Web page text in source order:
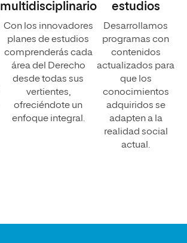
multidisciplinario
Con los innovadores
planes de estudios
comprenderás cada
área del Derecho
desde todas sus
vertientes,
ofreciéndote un
enfoque integral.
estudios
Desarrollamos
programas con
contenidos
actualizados para
que los
conocimientos
adquiridos se
adapten a la
realidad social
actual.